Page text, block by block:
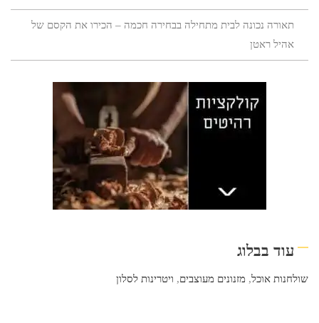
תאורה נכונה לבית מתחילה בבחירה חכמה – הכירו את הקסם של
אהיל ראטן
עוד בבלוג
שולחנות אוכל, מזנונים מעוצבים, ויטרינות לסלון